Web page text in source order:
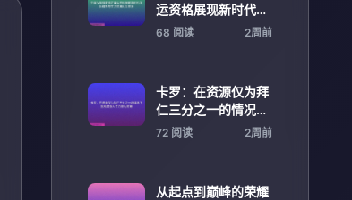
运资格展现新时代团
队精神与实力拼搏风
68 阅读 2周前
卡罗：在资源仅为拜
仁三分之一的情况下
挑战其强大实力极为
72 阅读 2周前
从起点到巅峰的荣耀